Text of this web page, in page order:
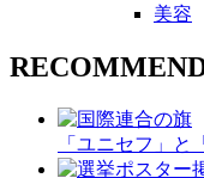
美容
「ユニセフ」と